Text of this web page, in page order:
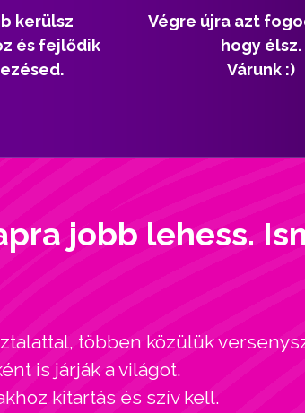
kerülsz
és fejlődik
Végre újra azt
hogy élsz.
Várunk :)
jobb lehess.
többen közülük
is járják a világot.
kitartás és szív kell.